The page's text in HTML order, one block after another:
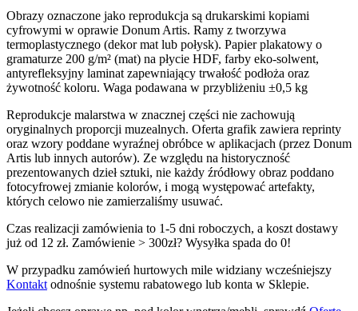
wynosiła:
130.00zł.
wynosi:
104.00zł.
Obrazy oznaczone jako reprodukcja są drukarskimi kopiami
cyfrowymi w oprawie Donum Artis. Ramy z tworzywa
termoplastycznego (dekor mat lub połysk). Papier plakatowy o
gramaturze 200 g/m² (mat) na płycie HDF, farby eko-solwent,
antyrefleksyjny laminat zapewniający trwałość podłoża oraz
żywotność koloru. Waga podawana w przybliżeniu ±0,5 kg
Reprodukcje malarstwa w znacznej części nie zachowują
oryginalnych proporcji muzealnych. Oferta grafik zawiera reprinty
oraz wzory poddane wyraźnej obróbce w aplikacjach (przez Donum
Artis lub innych autorów). Ze względu na historyczność
prezentowanych dzieł sztuki, nie każdy źródłowy obraz poddano
fotocyfrowej zmianie kolorów, i mogą występować artefakty,
których celowo nie zamierzaliśmy usuwać.
Czas realizacji zamówienia to 1-5 dni roboczych, a koszt dostawy
już od 12 zł. Zamówienie > 300zł? Wysyłka spada do 0!
W przypadku zamówień hurtowych mile widziany wcześniejszy
Kontakt odnośnie systemu rabatowego lub konta w Sklepie.